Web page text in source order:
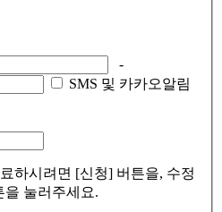
-
SMS 및 카카오알림
하시려면 [신청] 버튼을, 수정
눌러주세요.